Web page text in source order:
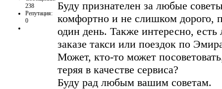
238
Репутация:
0
Буду признателен за любые
комфортно и не слишком дорого,
один день. Также интересно,
заказе такси или поездок по
Может, кто-то может
теряя в качестве сервиса?
Буду рад любым вашим советам.